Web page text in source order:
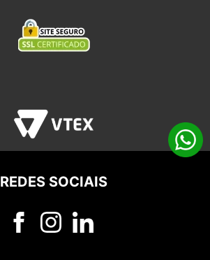
REDES SOCIAIS